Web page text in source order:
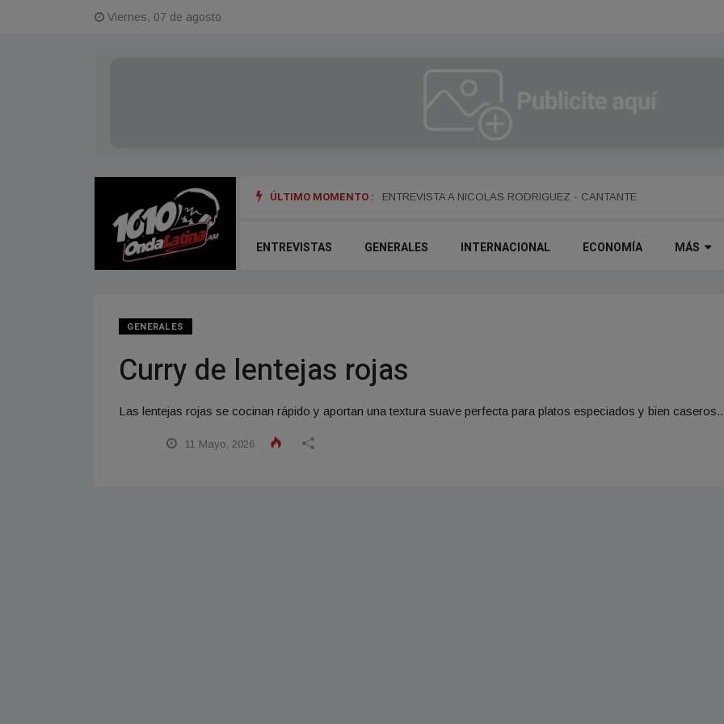
Viernes, 07 de agosto
ÚLTIMO MOMENTO : ENTREVISTA A DANIEL DARTIGUELONGUE - FUNDADOR DE LA
ENTREVISTAS GENERALES INTERNACIONAL ECONOMÍA MÁS
GENERALES
Curry de lentejas rojas
Las lentejas rojas se cocinan rápido y aportan una textura suave perfecta para platos especiados y bien
11 Mayo, 2026